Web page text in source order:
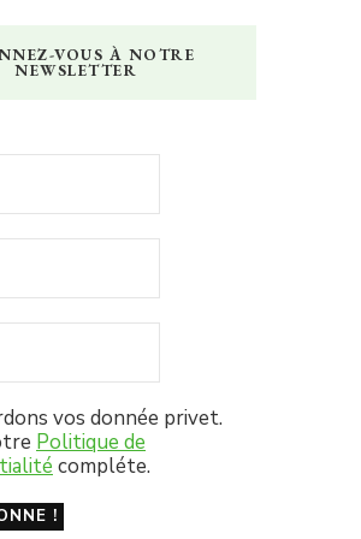
VOUS À NOTRE
NEWSLETTER
vos donnée privet.
Politique de
compléte.